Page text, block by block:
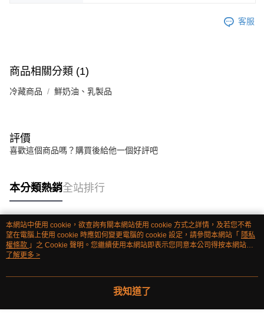
客服
商品相關分類 (1)
冷藏商品 鮮奶油、乳製品
評價
喜歡這個商品嗎？購買後給他一個好評吧
本分類熱銷全站排行
熱門標籤
本網站中使用 cookie，欲查詢有關本網站使用 cookie 方式之詳情，及若您不希
望在電腦上使用 cookie 時應如何變更電腦的 cookie 設定，請參閱本網站「 隱私
權條款 」之 Cookie 聲明。您繼續使用本網站即表示您同意本公司得按本網站使
用條款之 Cookie 聲明使用 cookie。
了解更多 >
我知道了